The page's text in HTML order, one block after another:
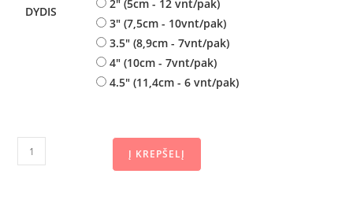
DYDIS
2" (5cm - 12 vnt/pak)
3" (7,5cm - 10vnt/pak)
3.5" (8,9cm - 7vnt/pak)
4" (10cm - 7vnt/pak)
4.5" (11,4cm - 6 vnt/pak)
Į KREPŠELĮ